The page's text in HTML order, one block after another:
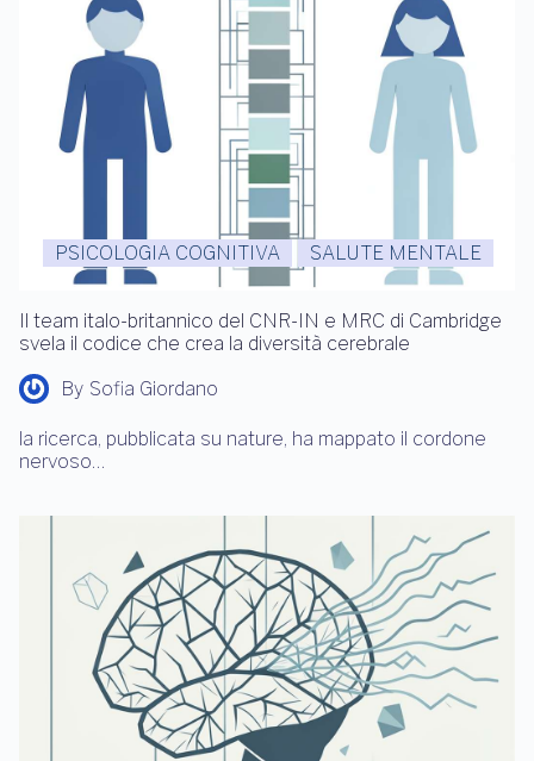
PSICOLOGIA COGNITIVA SALUTE MENTALE
Il team italo-britannico del CNR-IN e MRC di Cambridge
svela il codice che crea la diversità cerebrale
By Sofia Giordano
la ricerca, pubblicata su nature, ha mappato il cordone
nervoso…